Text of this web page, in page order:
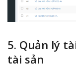
5. Quản lý
tài sản